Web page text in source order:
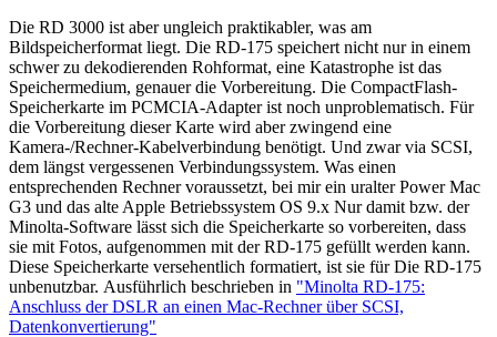
Die RD 3000 ist aber ungleich praktikabler, was am
Bildspeicherformat liegt. Die RD-175 speichert nicht nur in einem
schwer zu dekodierenden Rohformat, eine Katastrophe ist das
Speichermedium, genauer die Vorbereitung. Die CompactFlash-
Speicherkarte im PCMCIA-Adapter ist noch unproblematisch. Für
die Vorbereitung dieser Karte wird aber zwingend eine
Kamera-/Rechner-Kabelverbindung benötigt. Und zwar via SCSI,
dem längst vergessenen Verbindungssystem. Was einen
entsprechenden Rechner voraussetzt, bei mir ein uralter Power Mac
G3 und das alte Apple Betriebssystem OS 9.x Nur damit bzw. der
Minolta-Software lässt sich die Speicherkarte so vorbereiten, dass
sie mit Fotos, aufgenommen mit der RD-175 gefüllt werden kann.
Diese Speicherkarte versehentlich formatiert, ist sie für Die RD-175
unbenutzbar. Ausführlich beschrieben in "Minolta RD-175:
Anschluss der DSLR an einen Mac-Rechner über SCSI,
Datenkonvertierung"